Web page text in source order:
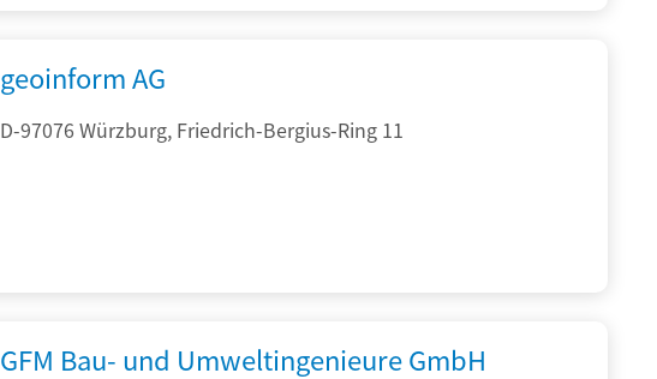
geoinform AG
D-97076 Würzburg, Friedrich-Bergius-Ring 11
GFM Bau- und Umweltingenieure GmbH